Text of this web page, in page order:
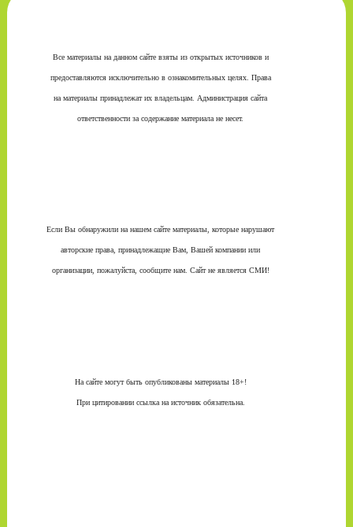
Все материалы на данном сайте взяты из открытых источников и
предоставляются исключительно в ознакомительных целях. Права
на материалы принадлежат их владельцам. Администрация сайта
ответственности за содержание материала не несет.
Если Вы обнаружили на нашем сайте материалы, которые нарушают
авторские права, принадлежащие Вам, Вашей компании или
организации, пожалуйста, сообщите нам. Сайт не является СМИ!
На сайте могут быть опубликованы материалы 18+!
При цитировании ссылка на источник обязательна.